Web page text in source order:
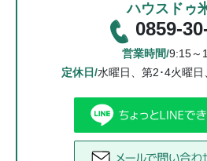
ハウスドゥ
0859-
営業時間/9:15～
定休日/水曜日、第2･4火曜